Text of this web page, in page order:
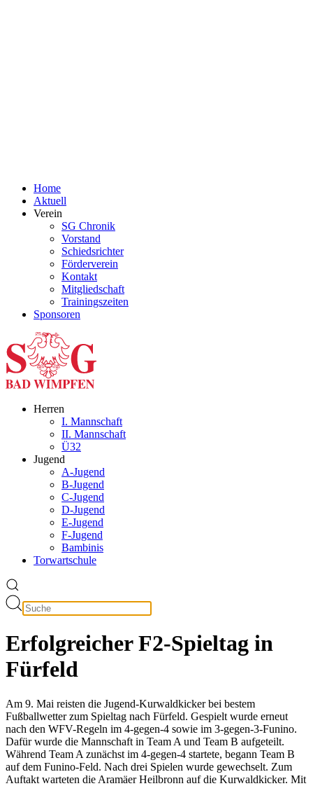
Home
Aktuell
Verein
SG Chronik
Vorstand
Schiedsrichter
Förderverein
Kontakt
Mitgliedschaft
Trainingszeiten
Sponsoren
Herren
I. Mannschaft
II. Mannschaft
Ü32
Jugend
A-Jugend
B-Jugend
C-Jugend
D-Jugend
E-Jugend
F-Jugend
Bambinis
Torwartschule
Erfolgreicher F2-Spieltag in
Fürfeld
Am 9. Mai reisten die Jugend-Kurwaldkicker bei bestem
Fußballwetter zum Spieltag nach Fürfeld. Gespielt wurde erneut
nach den WFV-Regeln im 4-gegen-4 sowie im 3-gegen-3-Funino.
Dafür wurde die Mannschaft in Team A und Team B aufgeteilt.
Während Team A zunächst im 4-gegen-4 startete, begann Team B
auf dem Funino-Feld. Nach drei Spielen wurde gewechselt. Zum
Auftakt warteten die Aramäer Heilbronn auf die Kurwaldkicker. Mit